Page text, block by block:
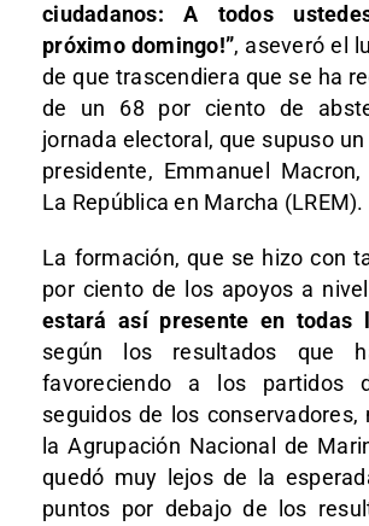
ciudadanos: A todos
próximo domingo!”, aseveró el
de que trascendiera que se ha
de un 68 por ciento de
jornada electoral, que supuso un
presidente, Emmanuel
La República en Marcha (LREM).
La formación, que se hizo con
por ciento de los apoyos a
estará así presente en todas
según los resultados que
favoreciendo a los partidos
seguidos de los conservadores,
la Agrupación Nacional de
quedó muy lejos de la
puntos por debajo de los